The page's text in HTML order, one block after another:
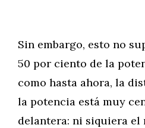
Sin embargo, esto no
50 por ciento de la
como hasta ahora, la
la potencia está muy
delantera: ni siquiera el